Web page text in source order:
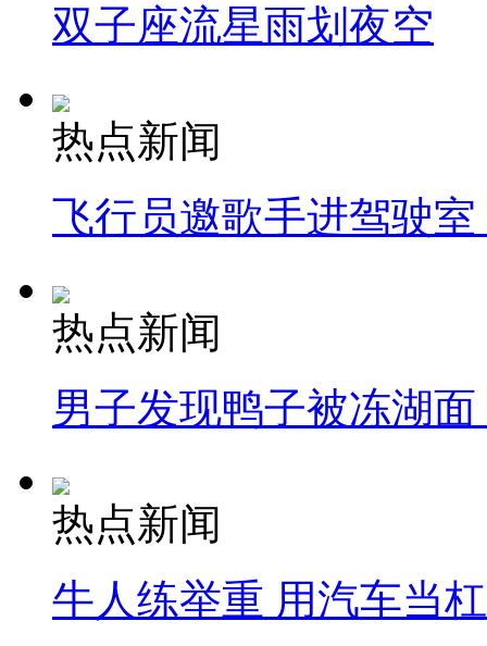
双子座流星雨划夜空
热点新闻
飞行员邀歌手进驾驶
热点新闻
男子发现鸭子被冻湖
热点新闻
牛人练举重 用汽车当